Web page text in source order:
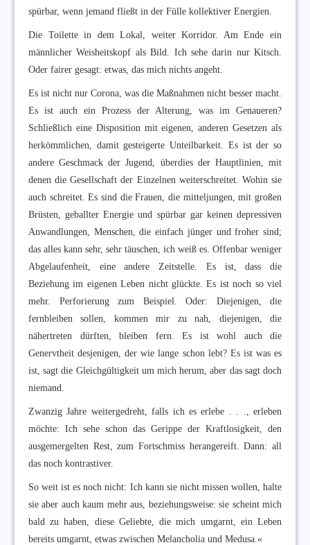
spürbar, wenn jemand fließt in der Fülle kollektiver Energien.
Die Toilette in dem Lokal, weiter Korridor. Am Ende ein
männlicher Weisheitskopf als Bild. Ich sehe darin nur Kitsch.
Oder fairer gesagt: etwas, das mich nichts angeht.
Es ist nicht nur Corona, was die Maßnahmen nicht besser macht.
Es ist auch ein Prozess der Alterung, was im Genaueren?
Schließlich eine Disposition mit eigenen, anderen Gesetzen als
herkömmlichen, damit gesteigerte Unteilbarkeit. Es ist der so
andere Geschmack der Jugend, überdies der Hauptlinien, mit
denen die Gesellschaft der Einzelnen weiterschreitet. Wohin sie
auch schreitet. Es sind die Frauen, die mitteljungen, mit großen
Brüsten, geballter Energie und spürbar gar keinen depressiven
Anwandlungen, Menschen, die einfach jünger und froher sind;
das alles kann sehr, sehr täuschen, ich weiß es. Offenbar weniger
Abgelaufenheit, eine andere Zeitstelle. Es ist, dass die
Beziehung im eigenen Leben nicht glückte. Es ist noch so viel
mehr. Perforierung zum Beispiel. Oder: Diejenigen, die
fernbleiben sollen, kommen mir zu nah, diejenigen, die
nähertreten dürften, bleiben fern. Es ist wohl auch die
Genervtheit desjenigen, der wie lange schon lebt? Es ist was es
ist, sagt die Gleichgültigkeit um mich herum, aber das sagt doch
niemand.
Zwanzig Jahre weitergedreht, falls ich es erlebe . . ., erleben
möchte: Ich sehe schon das Gerippe der Kraftlosigkeit, den
ausgemergelten Rest, zum Fortschmiss herangereift. Dann: all
das noch kontrastiver.
So weit ist es noch nicht: Ich kann sie nicht missen wollen, halte
sie aber auch kaum mehr aus, beziehungsweise: sie scheint mich
bald zu haben, diese Geliebte, die mich umgarnt, ein Leben
bereits umgarnt, etwas zwischen Melancholia und Medusa.«